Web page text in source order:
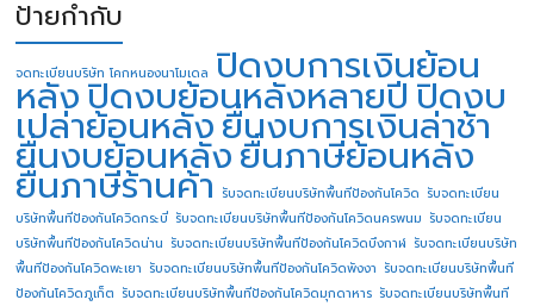
ป้ายกำกับ
จดทะเบียนบริษัท โคกหนองนาโมเดล ปิดงบการเงินย้อน
หลังปิดงบย้อนหลังหลายปี ปิดงบ
เปล่าย้อนหลังยื่นงบการเงินล่าช้า
ยื่นงบย้อนหลังยื่นภาษีย้อนหลัง
ยื่นภาษีร้านค้า รับจดทะเบียนบริษัทพื้นทีป้องกันโควิด รับจดทะเบียน
บริษัทพื้นทีป้องกันโควิดกระบี่ รับจดทะเบียนบริษัทพื้นทีป้องกันโควิดนครพนม รับจดทะเบียน
บริษัทพื้นทีป้องกันโควิดน่าน รับจดทะเบียนบริษัทพื้นทีป้องกันโควิดบึงกาฬ รับจดทะเบียนบริษัท
พื้นทีป้องกันโควิดพะเยา รับจดทะเบียนบริษัทพื้นทีป้องกันโควิดพังงา รับจดทะเบียนบริษัทพื้นที
ป้องกันโควิดภูเก็ต รับจดทะเบียนบริษัทพื้นทีป้องกันโควิดมุกดาหาร รับจดทะเบียนบริษัทพื้นที